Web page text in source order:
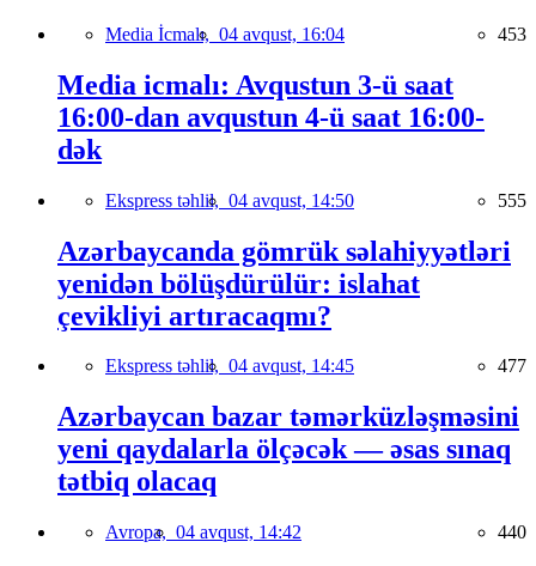
Media İcmalı, 04 avqust, 16:04 453
Media icmalı: Avqustun 3-ü saat
16:00-dan avqustun 4-ü saat 16:00-
dək
Ekspress təhlil, 04 avqust, 14:50 555
Azərbaycanda gömrük səlahiyyətləri
yenidən bölüşdürülür: islahat
çevikliyi artıracaqmı?
Ekspress təhlil, 04 avqust, 14:45 477
Azərbaycan bazar təmərküzləşməsini
yeni qaydalarla ölçəcək — əsas sınaq
tətbiq olacaq
Avropa, 04 avqust, 14:42 440